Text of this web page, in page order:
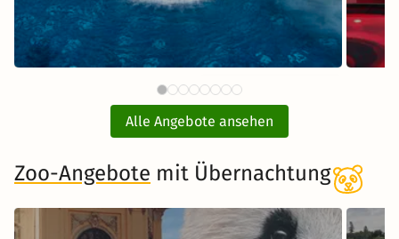
ab90 CHF
Börde Therme mit
Übernachtung
inkl. Übernachtung und Frühstück
Alle Angebote ansehen
Zoo-Angebote mit Übernachtung